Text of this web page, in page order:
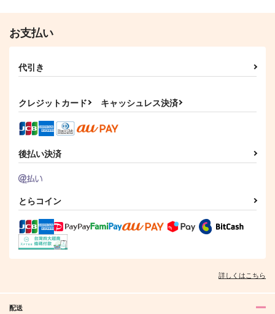
作品詳細 作品詳細 作品詳細
フューチャー ダーリ
いちごパラダイス
715円（税込）
猫域
ATG
ベテラン本丸の鶴丸が
ひよっこ鶴丸×3の面
倒を見る本
さくさく
お支払い
代引き
クレジットカード キャッシュレス決済
後払い決済
とらコイン
詳しくはこちら
配送